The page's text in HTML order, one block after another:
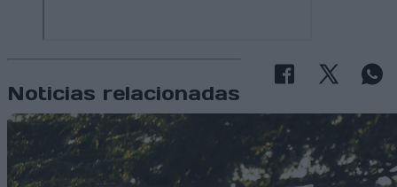
Noticias relacionadas